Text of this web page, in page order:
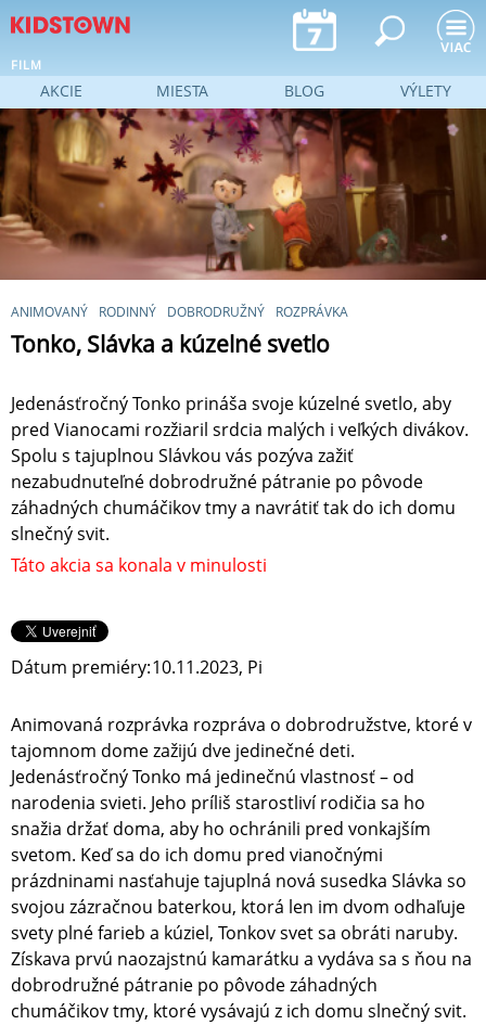
Jump to navigation
FILM
ANIMOVANÝ RODINNÝ DOBRODRUŽNÝ ROZPRÁVKA
Tonko, Slávka a kúzelné svetlo
Jedenásťročný Tonko prináša svoje kúzelné svetlo, aby
pred Vianocami rozžiaril srdcia malých i veľkých divákov.
Spolu s tajuplnou Slávkou vás pozýva zažiť
nezabudnuteľné dobrodružné pátranie po pôvode
záhadných chumáčikov tmy a navrátiť tak do ich domu
slnečný svit.
Táto akcia sa konala v minulosti
Dátum premiéry:10.11.2023, Pi
Animovaná rozprávka rozpráva o dobrodružstve, ktoré v
tajomnom dome zažijú dve jedinečné deti.
Jedenásťročný Tonko má jedinečnú vlastnosť – od
narodenia svieti. Jeho príliš starostliví rodičia sa ho
snažia držať doma, aby ho ochránili pred vonkajším
svetom. Keď sa do ich domu pred vianočnými
prázdninami nasťahuje tajuplná nová susedka Slávka so
svojou zázračnou baterkou, ktorá len im dvom odhaľuje
svety plné farieb a kúziel, Tonkov svet sa obráti naruby.
Získava prvú naozajstnú kamarátku a vydáva sa s ňou na
dobrodružné pátranie po pôvode záhadných
chumáčikov tmy, ktoré vysávajú z ich domu slnečný svit.
AKCIE MIESTA BLOG VÝLETY